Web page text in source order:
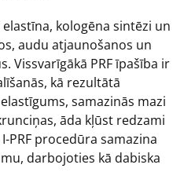
kologēna sintēzi un
audu atjaunošanos un
Vissvarīgākā PRF īpašība ir
kā rezultātā
samazinās mazi
āda kļūst redzami
PRF procedūra samazina
darbojoties kā dabiska